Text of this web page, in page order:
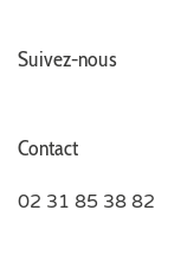
Suivez-nous
Contact
02 31 85 38 82